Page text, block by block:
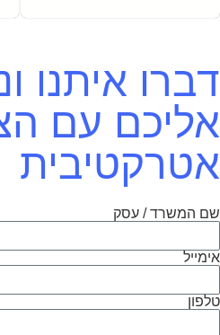
דברו איתנו
אליכם עם
אטרקטיבית
שם המשרד / עסק
אימייל
טלפון